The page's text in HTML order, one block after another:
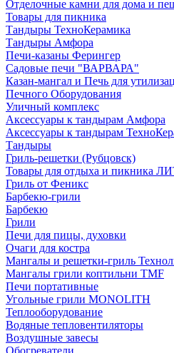
Отделочные камни для дома и
Товары для пикника
Тандыры ТехноКерамика
Тандыры Амфора
Печи-казаны Ферингер
Садовые печи "ВАРВАРА"
Казан-мангал и Печь для
Печного Оборудования
Уличный комплекс
Аксессуары к тандырам Амфора
Аксессуары к тандырам
Тандыры
Гриль-решетки (Рубцовск)
Товары для отдыха и пикника
Гриль от Феникс
Барбекю-грили
Барбекю
Грили
Печи для пицы, духовки
Очаги для костра
Мангалы и решетки-гриль
Мангалы грили коптильни TMF
Печи портативные
Угольные грили MONOLITH
Теплооборудование
Водяные тепловентиляторы
Воздушные завесы
Обогреватели